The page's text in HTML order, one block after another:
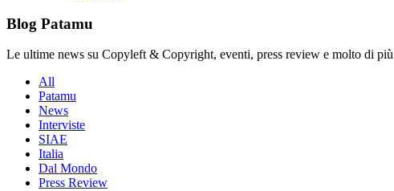
Blog Patamu
Le ultime news su Copyleft & Copyright, eventi, press review e molto di più
All
Patamu
News
Interviste
SIAE
Italia
Dal Mondo
Press Review